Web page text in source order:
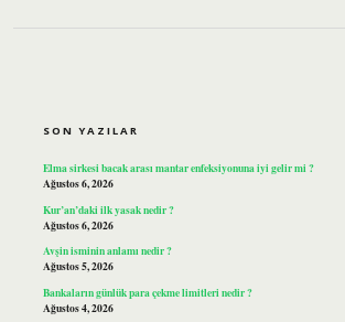
SON YAZILAR
Elma sirkesi bacak arası mantar enfeksiyonuna iyi gelir mi ?
Ağustos 6, 2026
Kur’an’daki ilk yasak nedir ?
Ağustos 6, 2026
Avşin isminin anlamı nedir ?
Ağustos 5, 2026
Bankaların günlük para çekme limitleri nedir ?
Ağustos 4, 2026